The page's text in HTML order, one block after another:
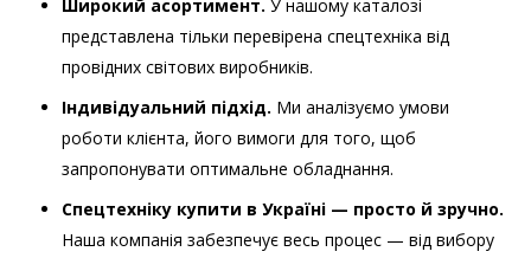
Широкий асортимент. У нашому каталозі
представлена тільки перевірена спецтехніка від
провідних світових виробників.
Індивідуальний підхід. Ми аналізуємо умови
роботи клієнта, його вимоги для того, щоб
запропонувати оптимальне обладнання.
Спецтехніку купити в Україні — просто й зручно.
Наша компанія забезпечує весь процес — від вибору